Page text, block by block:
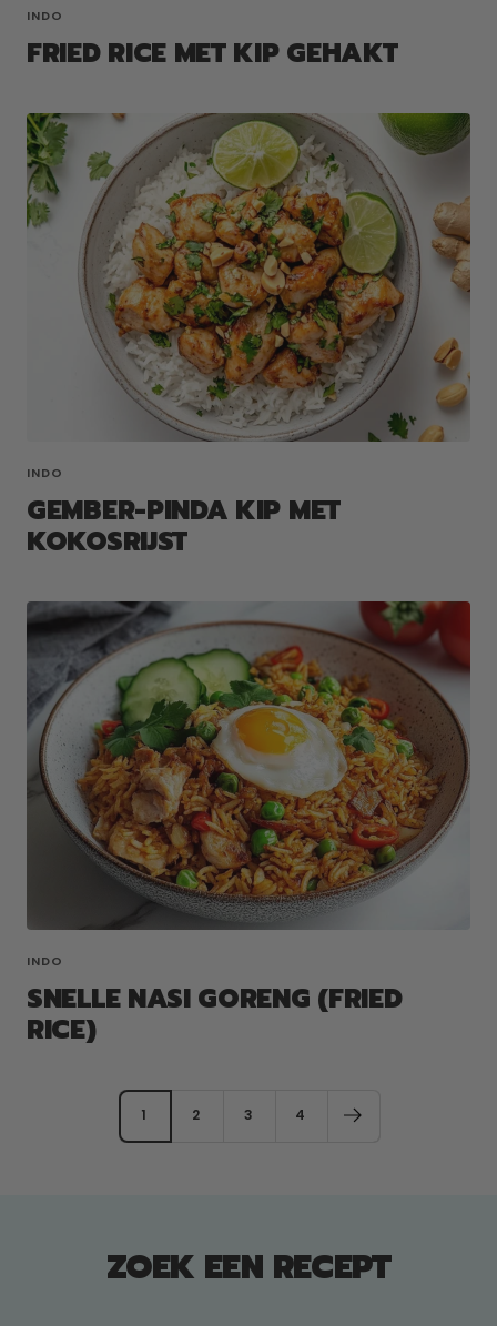
INDO
FRIED RICE MET KIP GEHAKT
INDO
GEMBER-PINDA KIP MET
KOKOSRIJST
INDO
SNELLE NASI GORENG (FRIED
RICE)
1 2 3 4
ZOEK EEN RECEPT